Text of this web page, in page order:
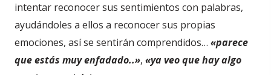
intentar reconocer sus sentimientos con palabras,
ayudándoles a ellos a reconocer sus propias
emociones, así se sentirán comprendidos… «parece
que estás muy enfadado..», «ya veo que hay algo